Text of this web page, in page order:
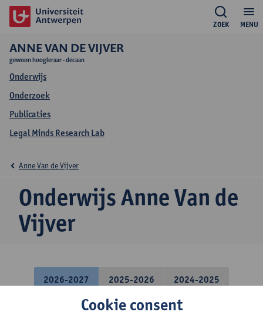
MENU
ZOEK
ANNE VAN DE VIJVER
gewoon hoogleraar - decaan
Onderwijs
Onderzoek
Publicaties
Legal Minds Research Lab
Onderwijs Anne Van de
Vijver
Anne Van de Vijver
2026-2027 2025-2026 2024-2025
Cookie consent